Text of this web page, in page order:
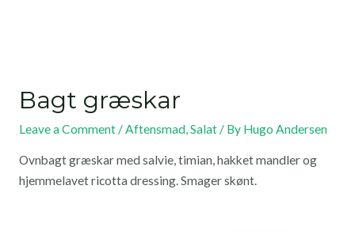
Bagt græskar
Leave a Comment /Aftensmad,Salat/ By Hugo Andersen
Ovnbagt græskar med salvie, timian, hakket mandler og
hjemmelavet ricotta dressing. Smager skønt.